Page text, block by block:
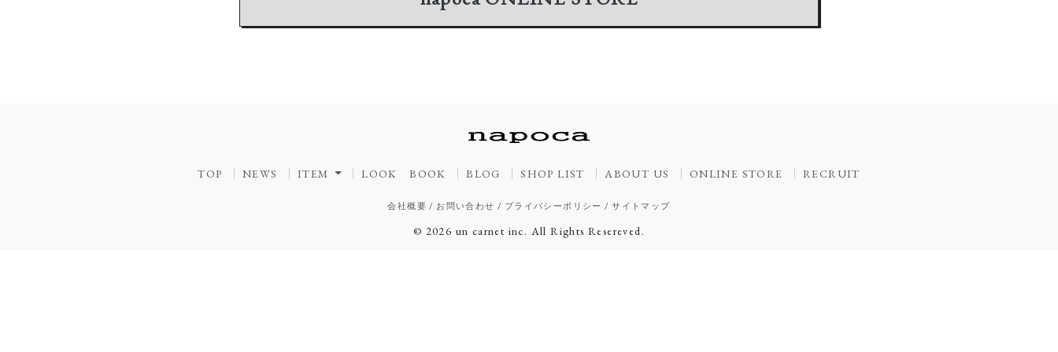
TOP NEWS ITEM LOOK BOOK BLOG SHOP LIST ABOUT US ONLINE STORE RECRUIT
会社概要 / お問い合わせ / プライバシーポリシー /サイトマップ
© 2026 un carnet inc. All Rights Resereved.